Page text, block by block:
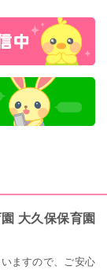
大久保保育園
ますので、ご安心